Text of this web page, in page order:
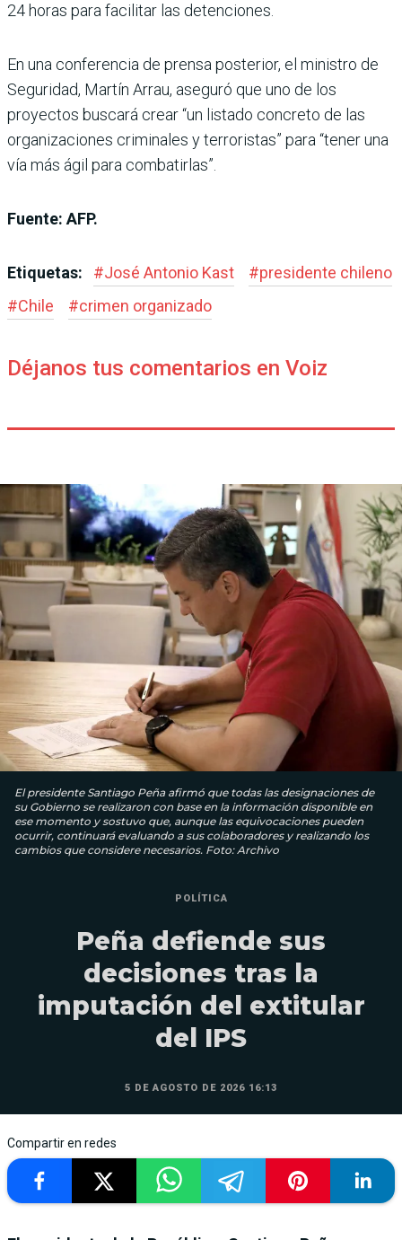
24 horas para facilitar las detenciones.
En una conferencia de prensa posterior, el ministro de
Seguridad, Martín Arrau, aseguró que uno de los
proyectos buscará crear “un listado concreto de las
organizaciones criminales y terroristas” para “tener una
vía más ágil para combatirlas”.
Fuente: AFP.
Etiquetas: #José Antonio Kast #presidente chileno
#Chile #crimen organizado
Déjanos tus comentarios en Voiz
El presidente Santiago Peña afirmó que todas las designaciones de
su Gobierno se realizaron con base en la información disponible en
ese momento y sostuvo que, aunque las equivocaciones pueden
ocurrir, continuará evaluando a sus colaboradores y realizando los
cambios que considere necesarios. Foto: Archivo
POLÍTICA
Peña defiende sus
decisiones tras la
imputación del extitular
del IPS
5 DE AGOSTO DE 2026 16:13
Compartir en redes